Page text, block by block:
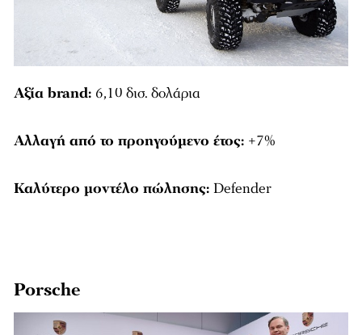
Αξία brand: 6,10 δισ. δολάρια
Αλλαγή από το προηγούμενο έτος: +7%
Καλύτερο μοντέλο πώλησης: Defender
Porsche